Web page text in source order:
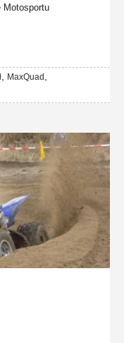
Motosportu
MaxQuad